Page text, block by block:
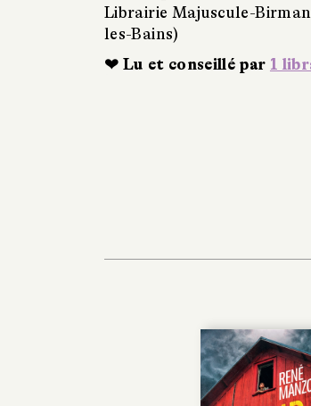
Librairie Majuscule-
les-Bains)
❤ Lu et conseillé par 1